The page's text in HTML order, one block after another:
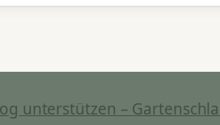
unterstützen –